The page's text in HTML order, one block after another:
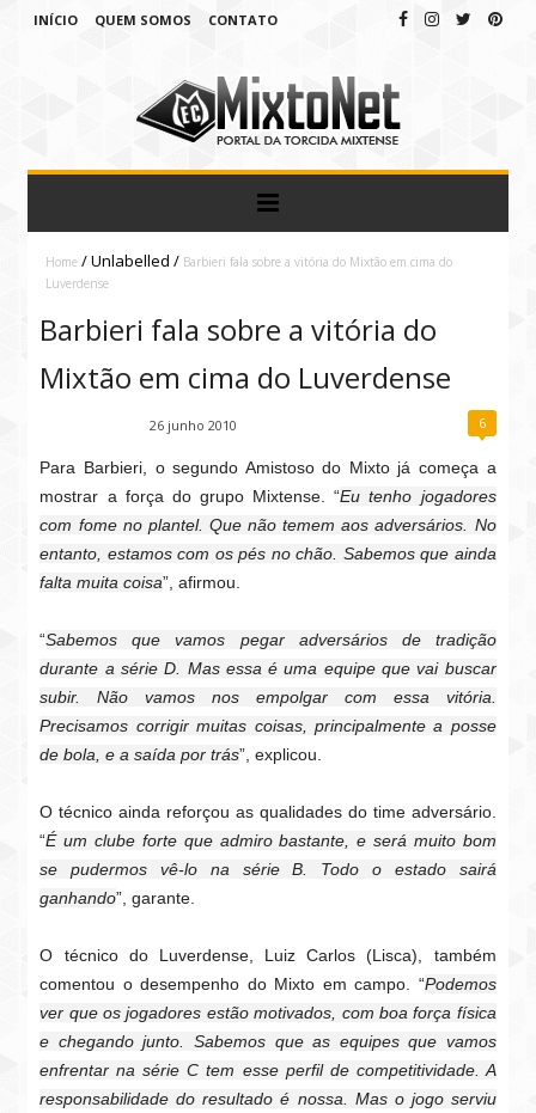
INÍCIO QUEM SOMOS CONTATO
Home /Unlabelled/ Barbieri fala sobre a vitória do Mixtão em cima do
Luverdense
Barbieri fala sobre a vitória do
Mixtão em cima do Luverdense
26 junho 2010 6
Para Barbieri, o segundo Amistoso do Mixto já começa a
mostrar a força do grupo Mixtense. “Eu tenho jogadores
com fome no plantel. Que não temem aos adversários. No
entanto, estamos com os pés no chão. Sabemos que ainda
falta muita coisa”, afirmou.
“Sabemos que vamos pegar adversários de tradição
durante a série D. Mas essa é uma equipe que vai buscar
subir. Não vamos nos empolgar com essa vitória.
Precisamos corrigir muitas coisas, principalmente a posse
de bola, e a saída por trás”, explicou.
O técnico ainda reforçou as qualidades do time adversário.
“É um clube forte que admiro bastante, e será muito bom
se pudermos vê-lo na série B. Todo o estado sairá
ganhando”, garante.
O técnico do Luverdense, Luiz Carlos (Lisca), também
comentou o desempenho do Mixto em campo. “Podemos
ver que os jogadores estão motivados, com boa força física
e chegando junto. Sabemos que as equipes que vamos
enfrentar na série C tem esse perfil de competitividade. A
responsabilidade do resultado é nossa. Mas o jogo serviu